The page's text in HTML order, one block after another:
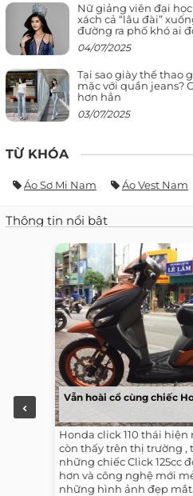
Nữ giảng viên đại
xách cả “lâu đài”
đường ra phố khó ai
04/07/2025
Tại sao giày thể thao
mặc với quần jeans?
hơn hẳn
03/07/2025
TỪ KHÓA
Áo Sơ Mi Nam Áo Vest Nam
Thông tin nổi bật
Vẫn hoài cổ cùng chiếc
Honda click 110 thái
còn thấy trên thị trường ,
những chiếc Click 125cc
hơn và công nghệ mới
những hình ảnh đẹp